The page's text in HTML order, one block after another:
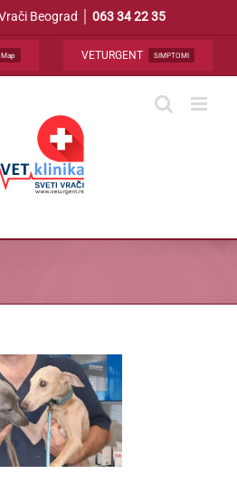
Beograd │ 063 34 22 35
Map VETURGENT SIMPTOMI
Leja i Dobrica – slučajan
susret ili igra sudbine